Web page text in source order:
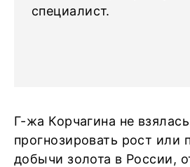
специалист.
Г-жа Корчагина не
прогнозировать рост или
добычи золота в России,